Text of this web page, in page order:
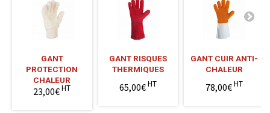
GANT
PROTECTION
CHALEUR
23,00€HT
GANT RISQUES
THERMIQUES
65,00€HT
GANT CUIR ANTI-
CHALEUR
78,00€HT